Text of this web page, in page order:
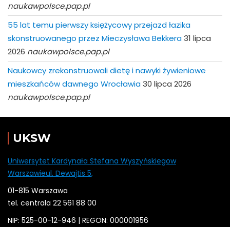
naukawpolsce.pap.pl
55 lat temu pierwszy księżycowy przejazd łazika
skonstruowanego przez Mieczysława Bekkera31 lipca
2026 naukawpolsce.pap.pl
Naukowcy zrekonstruowali dietę i nawyki żywieniowe
mieszkańców dawnego Wrocławia30 lipca 2026
naukawpolsce.pap.pl
UKSW
Uniwersytet Kardynała Stefana Wyszyńskiegow
Warszawieul. Dewajtis 5,
01-815 Warszawa
tel. centrala 22 561 88 00
NIP: 525-00-12-946 | REGON: 000001956